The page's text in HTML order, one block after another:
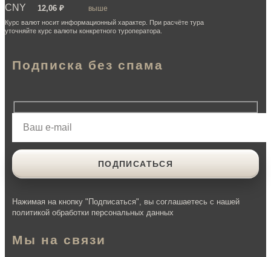
CNY 12,06 ₽ выше
Курс валют носит информационный характер. При расчёте тура
уточняйте курс валюты конкретного туроператора.
Мы на связи
Подписка без спама
Нажимая на кнопку "Подписаться", вы соглашаетесь с нашей
политикой обработки персональных данных